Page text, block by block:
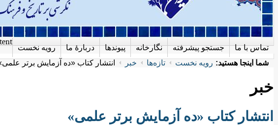
رویه نخست دربارهٔ ما پیوندها نگارخانه جستجو پیشرفته تماس با ما
شما اینجا هستید: رویه نخست تازه‌ها خبر انتشار کتاب «ده آزمايش برتر
خبر
انتشار کتاب «ده آزمايش برتر علمی»